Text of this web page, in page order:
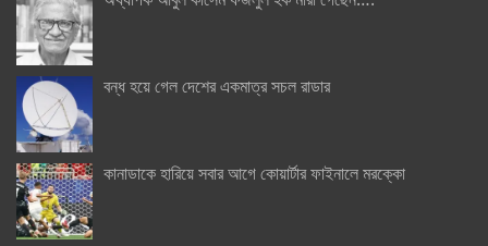
বন্ধ হয়ে গেল দেশের একমাত্র সচল রাডার
কানাডাকে হারিয়ে সবার আগে কোয়ার্টার ফাইনালে মরক্কো